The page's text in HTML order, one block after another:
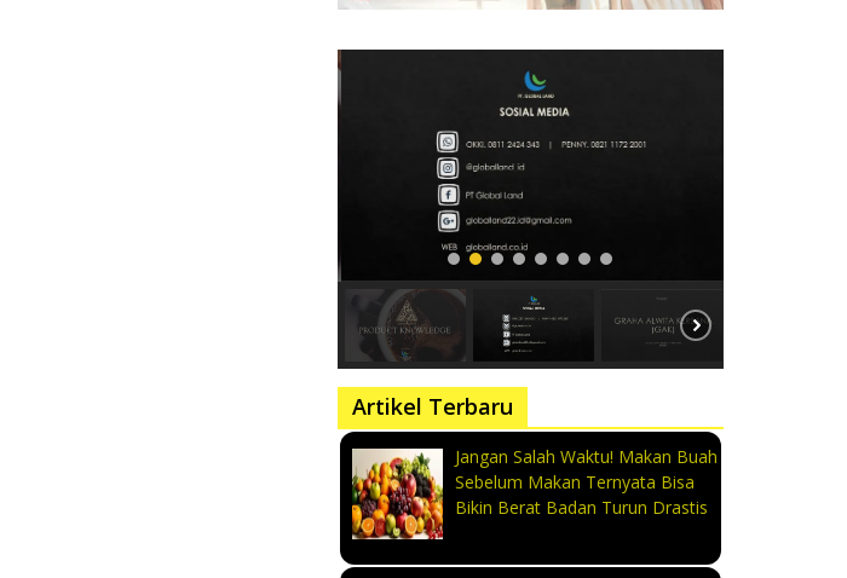
Artikel Terbaru
Jangan Salah Waktu! Makan Buah
Sebelum Makan Ternyata Bisa
Bikin Berat Badan Turun Drastis